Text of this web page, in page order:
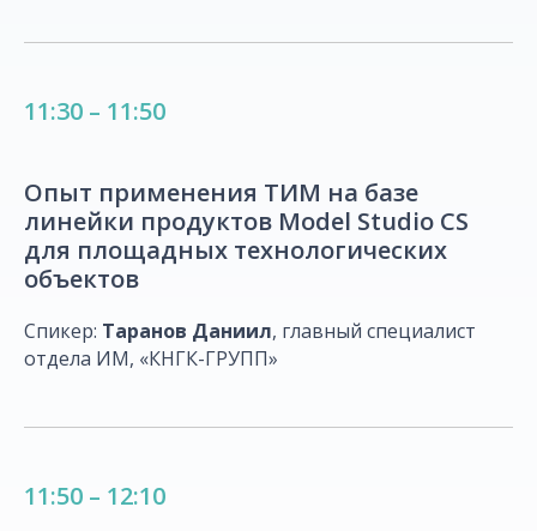
11:30 – 11:50
Опыт применения ТИМ на базе
линейки продуктов Model Studio CS
для площадных технологических
объектов
Спикер: Таранов Даниил, главный специалист
отдела ИМ, «КНГК-ГРУПП»
11:50 – 12:10